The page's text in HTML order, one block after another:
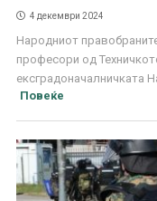
4 декември 2024
Народниот
професори од
ексградоначалничката
Повеќе